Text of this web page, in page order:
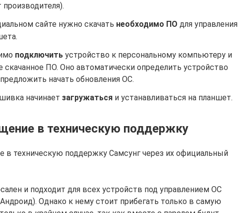
сайте нужно скачать необходимо ПО для управления
подключить устройство к персональному компьютеру и
скачанное ПО. Оно автоматически определить устройство
начать обновления ОС.
начинает загружаться и устанавливаться на планшет.
в техническую поддержку
в техническую поддержку Самсунг через их официальный
и подходит для всех устройств под управлением ОС
Однако к нему стоит прибегать только в самую